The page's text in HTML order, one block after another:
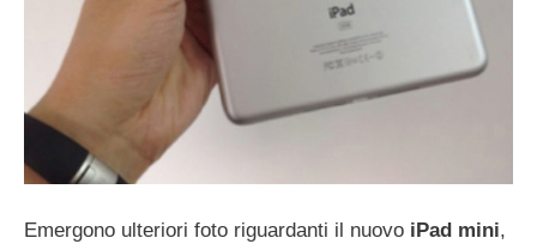
Emergono ulteriori foto riguardanti il nuovo iPad mini,